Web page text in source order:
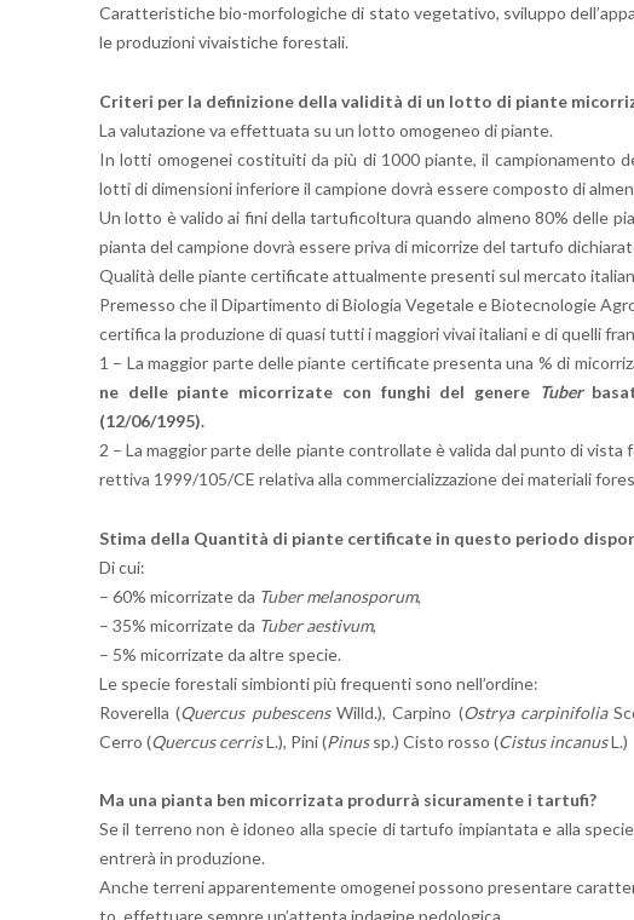
Ca­rat­te­ri­sti­che bio-mor­fo­lo­gi­che di stato ve­ge­ta­ti­vo, svi­lup­po
le pro­du­zio­ni vi­vai­sti­che fo­re­sta­li.
Cri­te­ri per la de­fi­ni­zio­ne della va­li­di­tà di un lotto di pian­te
La va­lu­ta­zio­ne va ef­fet­tua­ta su un lotto omo­ge­neo di pian­te.
In lotti omo­ge­nei co­sti­tui­ti da più di 1000 pian­te, il cam­pio­na­men­to
lotti di di­men­sio­ni in­fe­rio­re il cam­pio­ne dovrà es­se­re com­po­sto di
Un lotto è va­li­do ai fini della tar­tu­fi­col­tu­ra quan­do al­me­no 80% delle
pian­ta del cam­pio­ne dovrà es­se­re priva di mi­cor­ri­ze del tar­tu­fo
Qua­li­tà delle pian­te cer­ti­fi­ca­te at­tual­men­te pre­sen­ti sul mer­ca­to
Pre­mes­so che il Di­par­ti­men­to di Bio­lo­g­ia Ve­ge­ta­le e Bio­tec­no­lo­gie
cer­ti­fi­ca la pro­du­zio­ne di quasi tutti i mag­gio­ri vivai ita­lia­ni e di quel­li
1 – La mag­gior parte delle pian­te cer­ti­fi­ca­te pre­sen­ta una % di
ne delle pian­te mi­cor­ri­za­te con fun­ghi del ge­ne­re Tuber
(12/06/1995).
2 – La mag­gior parte delle pian­te con­trol­la­te è va­li­da dal punto di
ret­ti­va 1999/105/CE re­la­ti­va alla com­mer­cia­liz­za­zio­ne dei ma­te­ria­li
Stima della Quan­ti­tà di pian­te cer­ti­fi­ca­te in que­sto pe­rio­do
Di cui:
– 60% mi­cor­ri­za­te da Tuber me­la­no­spo­rum,
– 35% mi­cor­ri­za­te da Tuber ae­sti­vum,
– 5% mi­cor­ri­za­te da altre spe­cie.
Le spe­cie fo­re­sta­li sim­bion­ti più fre­quen­ti sono nel­l’or­di­ne:
Ro­ve­rel­la (Quer­cus pu­be­scensWilld.), Car­pi­no (Ostrya car­pi­ni­fo­lia
Cerro (Quer­cus cer­risL.), Pini (Pinussp.) Cisto rosso (Ci­stus in­ca­nusL.)
Ma una pian­ta ben mi­cor­ri­za­ta pro­dur­rà si­cu­ra­men­te i tar­tu­fi?
Se il ter­re­no non è ido­neo alla spe­cie di tar­tu­fo im­pian­ta­ta e alla
en­tre­rà in pro­du­zio­ne.
Anche ter­re­ni ap­pa­ren­te­men­te omo­ge­nei pos­so­no pre­sen­ta­re
to, ef­fet­tua­re sem­pre un’at­ten­ta in­da­gi­ne pe­do­lo­gi­ca.